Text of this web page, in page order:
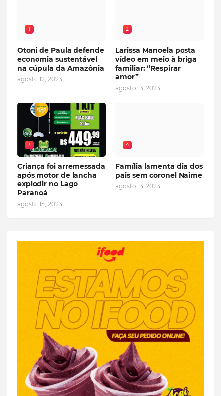
1
Otoni de Paula defende
economia sustentável
na cúpula da Amazônia
agosto 12, 2023
2
Larissa Manoela posta
vídeo em meio à briga
familiar: “Respirar
amor”
agosto 13, 2023
3
Criança foi arremessada
após motor de lancha
explodir no Lago
Paranoá
agosto 15, 2023
4
Família lamenta dia dos
pais sem coronel Naime
agosto 13, 2023